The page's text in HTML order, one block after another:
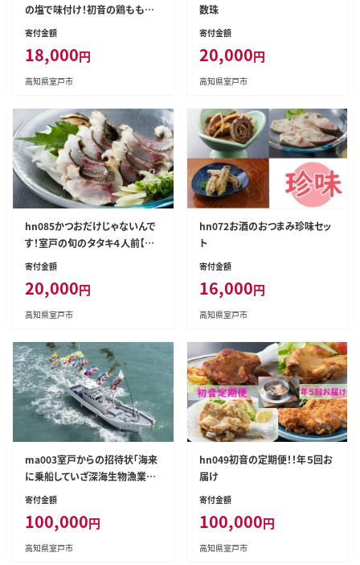
の塩で味付け！初音の鶏もも肉
からあげ【４本】
寄付金額
18,000円
高知県室戸市
数珠
寄付金額
20,000円
高知県室戸市
hn085かつおだけじゃないんで
す！室戸の旬のタタキ４人前【特
製たれ付き】
寄付金額
20,000円
高知県室戸市
hn072お酒のおつまみ珍味セッ
ト
寄付金額
16,000円
高知県室戸市
ma003室戸からの招待状「海来
に乗船していざ深海生物漁業体
験」試食付
寄付金額
100,000円
高知県室戸市
hn049初音の定期便！！年５回お
届け
寄付金額
100,000円
高知県室戸市